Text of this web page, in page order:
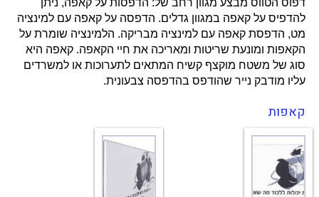
להדפיס על קאפה במגוון גדלים. הדפסה על קאפה עם למינציה
מט, הדפסת קאפה עם למינציה מבריקה. הלמינציה שומרת על
הקאפות ומונעת שריטות ומאריכה את חיי הקאפה. קאפה היא
סוג של משטח מוקצף קשיח המתאים לתערוכות או למשרדים
עליו מודבק נייר שהודפס בהדפסה צבעונית.
קאפות